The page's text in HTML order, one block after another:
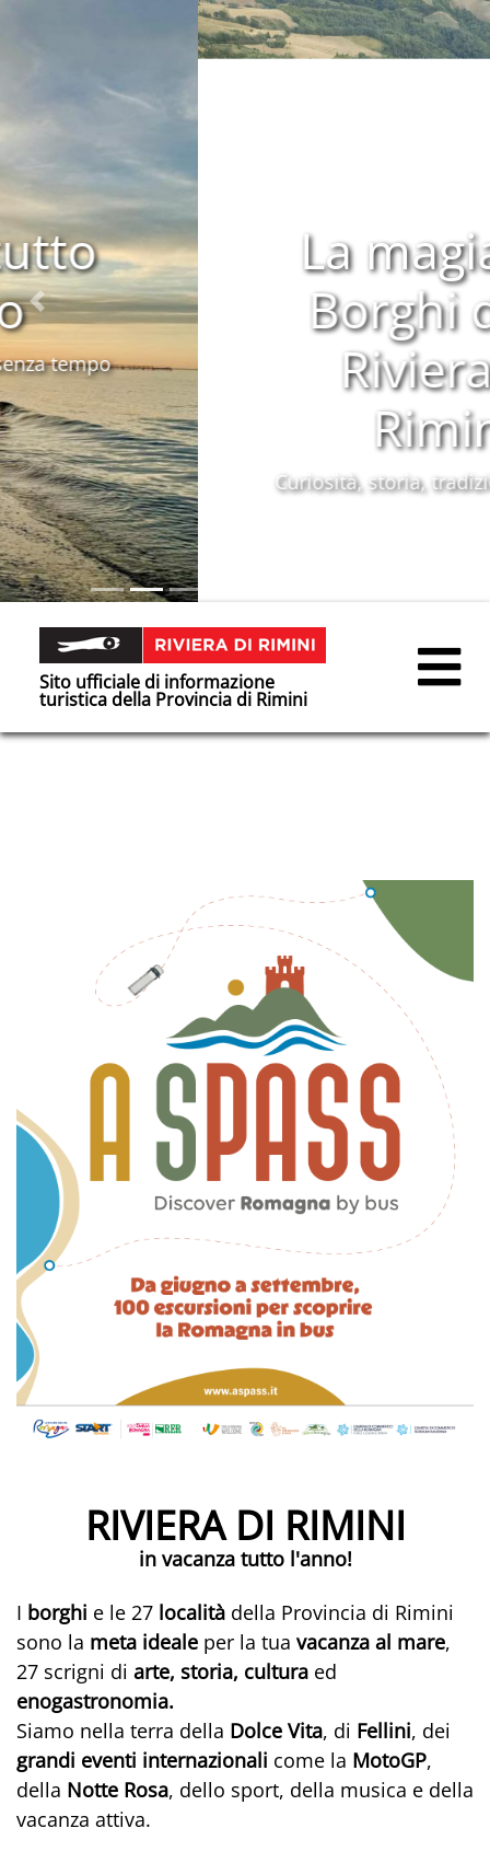
La magia dei
Borghi della
Riviera di
Rimini
Curiosità, storia, tradizioni, leggende
Precedente
Sito ufficiale di informazione
turistica della Provincia di Rimini
RIVIERA DI RIMINI
in vacanza tutto l'anno!
I borghi e le 27 località della Provincia di Rimini
sono la meta ideale per la tua vacanza al mare,
27 scrigni di arte, storia, cultura ed
enogastronomia.
Siamo nella terra della Dolce Vita, di Fellini, dei
grandi eventi internazionali come la MotoGP,
della Notte Rosa, dello sport, della musica e della
vacanza attiva.